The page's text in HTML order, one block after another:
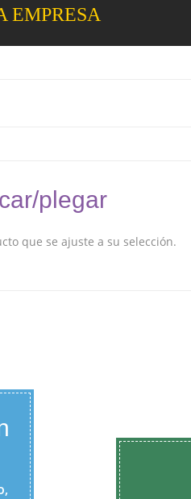
EMPRESA
plegar
que se ajuste a su selección.